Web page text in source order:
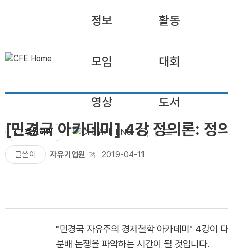
정보 활동
모임 대회
영상 도서
후원하기 ENG
[민경국 아카데미] 4강 정의론: 정
글쓴이 자유기업원 2019-04-11
"민경국 자유주의 경제철학 아카데미" 4강이
분배 논쟁을 파악하는 시간이 될 것입니다.